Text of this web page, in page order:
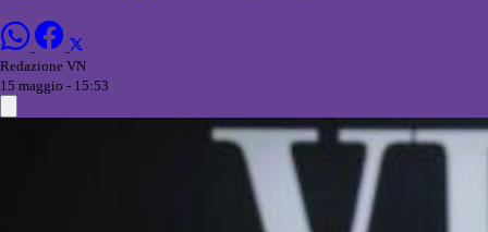
Redazione VN
15 maggio - 15:53